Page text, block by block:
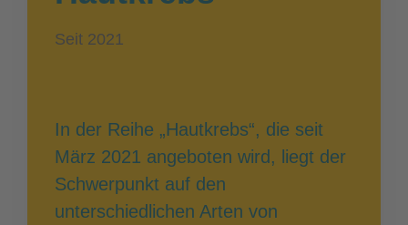
Seit 2021
In der Reihe „Hautkrebs“, die seit
März 2021 angeboten wird, liegt der
Schwerpunkt auf den
unterschiedlichen Arten von